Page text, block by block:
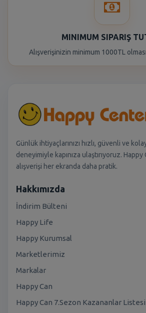
MINIMUM SIPARIŞ
Alışverişinizin minimum 1000TL
Günlük ihtiyaçlarınızı hızlı, güvenli ve
deneyimiyle kapınıza ulaştırıyoruz.
alışverişi her ekranda daha pratik.
Hakkımızda
İndirim Bülteni
Happy Life
Happy Kurumsal
Marketlerimiz
Markalar
Happy Can
Happy Can 7.Sezon Kazananlar Listesi